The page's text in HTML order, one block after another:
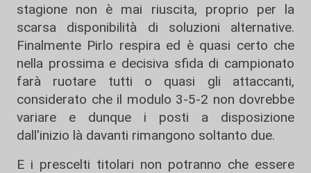
stagione non è mai riuscita, proprio per la
scarsa disponibilità di soluzioni alternative.
Finalmente Pirlo respira ed è quasi certo che
nella prossima e decisiva sfida di campionato
farà ruotare tutti o quasi gli attaccanti,
considerato che il modulo 3-5-2 non dovrebbe
variare e dunque i posti a disposizione
dall'inizio là davanti rimangono soltanto due.
E i prescelti titolari non potranno che essere